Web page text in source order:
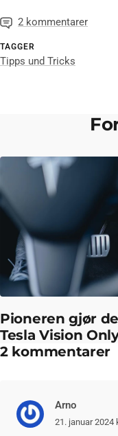
2 kommentarer
TAGGER
Tipps und Tricks
Pioneren gjør
Tesla Vision
2 kommentarer
Arno
21. januar 2024